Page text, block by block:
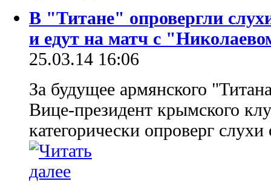
В "Титане" опровергли
и едут на матч с
25.03.14 16:06
За будущее армянского
Вице-президент крымского
категорически опроверг